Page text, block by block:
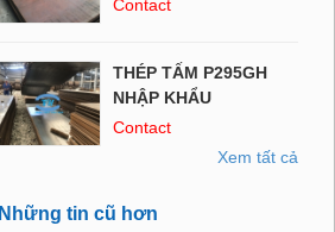
Contact
THÉP TẤM P295GH
NHẬP KHẨU
Contact
Xem tất cả
Những tin cũ hơn